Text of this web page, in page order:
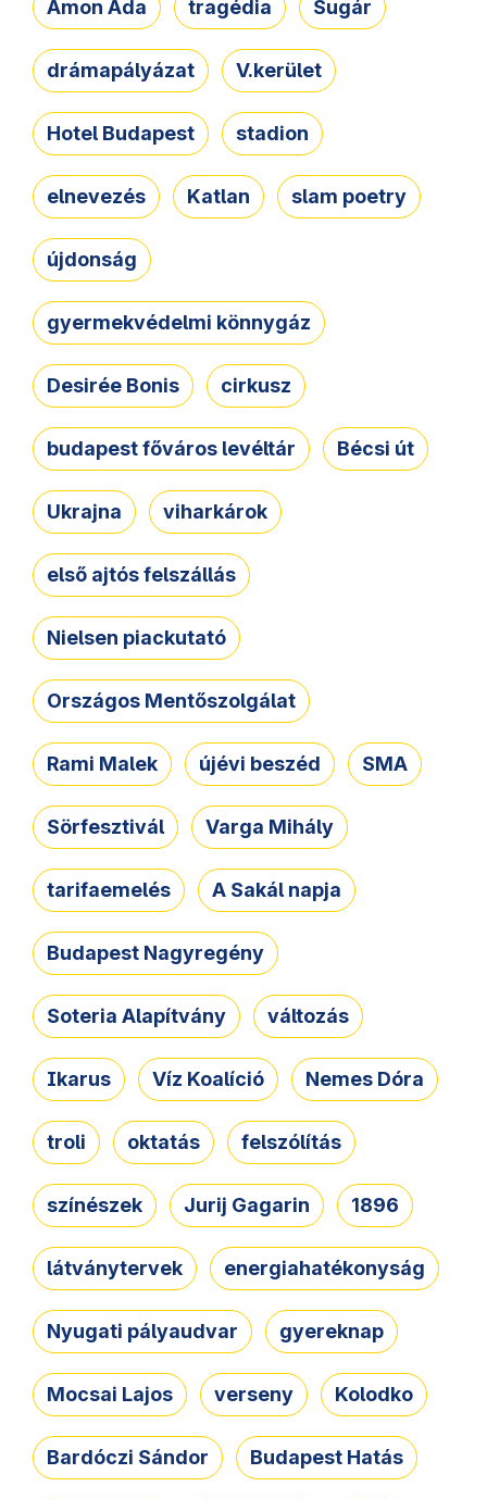
Ámon Ada tragédia Sugár
drámapályázat V.kerület
Hotel Budapest stadion
elnevezés Katlan slam poetry
újdonság
gyermekvédelmi könnygáz
Desirée Bonis cirkusz
budapest főváros levéltár Bécsi út
Ukrajna viharkárok
első ajtós felszállás
Nielsen piackutató
Országos Mentőszolgálat
Rami Malek újévi beszéd SMA
Sörfesztivál Varga Mihály
tarifaemelés A Sakál napja
Budapest Nagyregény
Soteria Alapítvány változás
Ikarus Víz Koalíció Nemes Dóra
troli oktatás felszólítás
színészek Jurij Gagarin 1896
látványtervek energiahatékonyság
Nyugati pályaudvar gyereknap
Mocsai Lajos verseny Kolodko
Bardóczi Sándor Budapest Hatás